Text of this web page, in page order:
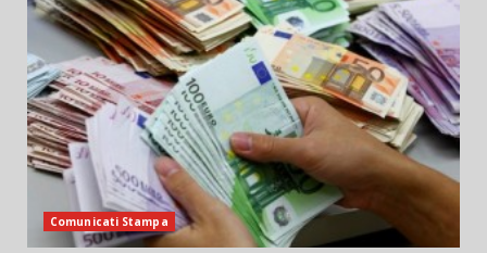
Comunicati Stampa